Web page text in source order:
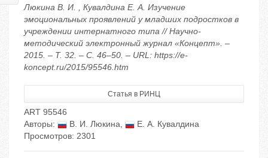
Люкина В. И. , Кувалдина Е. А. Изучение
эмоциональных проявлений у младших подростков в
учреждении интернатного типа // Научно-
методический электронный журнал «Концепт». –
2015. – Т. 32. – С. 46–50. – URL: https://e-
koncept.ru/2015/95546.htm
Статья в РИНЦ
ART 95546
Авторы:
В. И. Люкина,
Е. А. Кувалдина
Просмотров: 2301